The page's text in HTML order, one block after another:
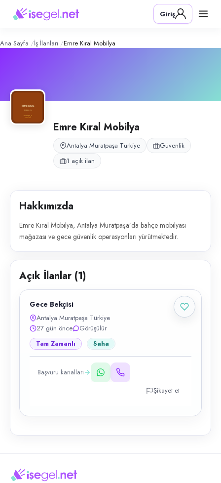
Kıral Mobilya – Şirket Profili
Konum:
Emre Kıral Mobilya, Antalya Muratpaşa’da bahçe mobilyası
Giriş
Ana Sayfa İş İlanları Emre Kıral Mobilya
Emre Kıral Mobilya
Antalya Muratpaşa Türkiye
Güvenlik
1 açık ilan
Hakkımızda
Emre Kıral Mobilya, Antalya Muratpaşa’da bahçe mobilyası
mağazası ve gece güvenlik operasyonları yürütmektedir.
Açık İlanlar (1)
Gece Bekçisi
Antalya Muratpaşa Türkiye
27 gün önce
Görüşülür
Tam Zamanlı Saha
Başvuru kanalları
Şikayet et